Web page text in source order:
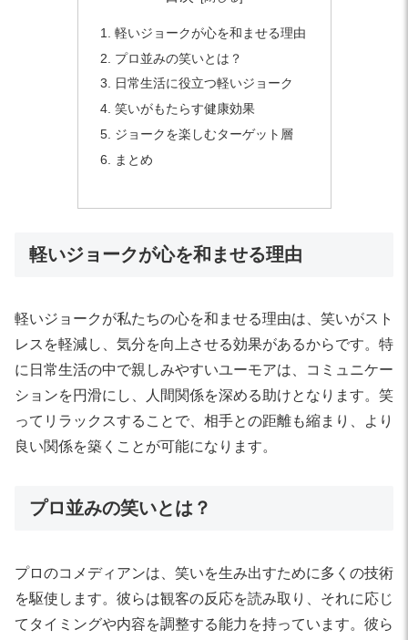
軽いジョークが心を和ませる理由
プロ並みの笑いとは？
日常生活に役立つ軽いジョーク
笑いがもたらす健康効果
ジョークを楽しむターゲット層
まとめ
軽いジョークが心を和ませる理由
軽いジョークが私たちの心を和ませる理由は、笑いがスト
レスを軽減し、気分を向上させる効果があるからです。特
に日常生活の中で親しみやすいユーモアは、コミュニケー
ションを円滑にし、人間関係を深める助けとなります。笑
ってリラックスすることで、相手との距離も縮まり、より
良い関係を築くことが可能になります。
プロ並みの笑いとは？
プロのコメディアンは、笑いを生み出すために多くの技術
を駆使します。彼らは観客の反応を読み取り、それに応じ
てタイミングや内容を調整する能力を持っています。彼ら